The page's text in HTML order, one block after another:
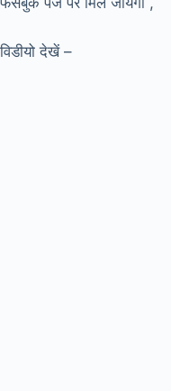
विडीयो देखें –